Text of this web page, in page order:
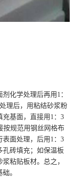
化学处理后再用1：
理后，用粘结砂浆粉
充基面，直接用1：3
按规范用钢丝网格布
面处理，后用1：3
孔砖填充；如保温板
粘贴板材。总之，
。